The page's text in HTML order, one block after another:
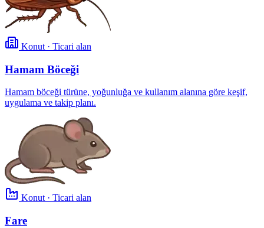
Konut · Ticari alan
Hamam Böceği
Hamam böceği türüne, yoğunluğa ve kullanım alanına göre keşif,
uygulama ve takip planı.
Konut · Ticari alan
Fare